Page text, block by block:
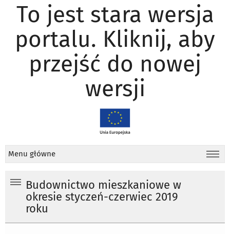
To jest stara wersja
portalu. Kliknij, aby
przejść do nowej
wersji
Menu główne
Budownictwo mieszkaniowe w
okresie styczeń-czerwiec 2019
roku